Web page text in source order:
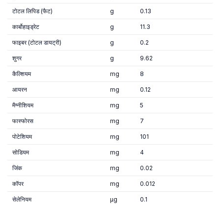
टोटल लिपिड (फैट) g 0.13
कार्बोहाइड्रेट g 11.3
फाइबर (टोटल डायट्री) g 0.2
शुगर g 9.62
कैल्शियम mg 8
आयरन mg 0.12
मैग्नीशियम mg 5
फास्फोरस mg 7
पोटेशियम mg 101
सोडियम mg 4
जिंक mg 0.02
कॉपर mg 0.012
सेलेनियम µg 0.1